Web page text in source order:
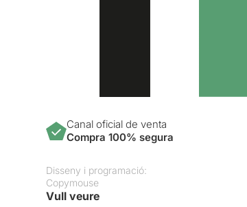
Canal oficial de venta
Compra 100% segura
Disseny i programació:
Copymouse
Vull veure